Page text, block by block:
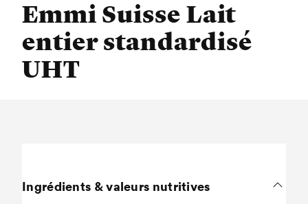
Emmi Suisse Lait
entier standardisé
UHT
Ingrédients & valeurs nutritives